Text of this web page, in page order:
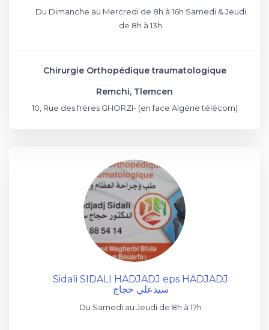
Du Dimanche au Mercredi de 8h à 16h Samedi & Jeudi
de 8h à 13h
Chirurgie Orthopédique traumatologique
Remchi, Tlemcen
10, Rue des frères GHORZI- (en face Algérie télécom)
Sidali SIDALI HADJADJ eps HADJADJ
سيدعلي حجاج
Du Samedi au Jeudi de 8h à 17h